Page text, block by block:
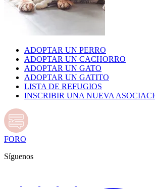
ADOPTAR UN PERRO
ADOPTAR UN CACHORRO
ADOPTAR UN GATO
ADOPTAR UN GATITO
LISTA DE REFUGIOS
INSCRIBIR UNA NUEVA
FORO
Síguenos